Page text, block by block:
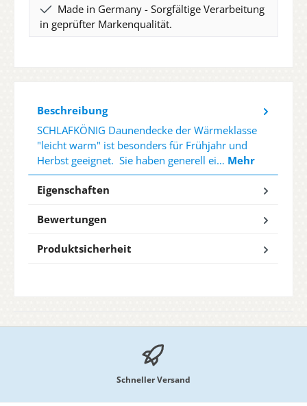
Made in Germany - Sorgfältige Verarbeitung
in geprüfter Markenqualität.
Beschreibung
SCHLAFKÖNIG Daunendecke der Wärmeklasse
"leicht warm" ist besonders für Frühjahr und
Herbst geeignet. Sie haben generell ei… Mehr
Eigenschaften
Bewertungen
Produktsicherheit
Schneller Versand